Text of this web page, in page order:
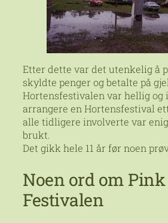
Etter dette var det utenkelig å
skyldte penger og betalte på
Hortensfestivalen var hellig og
arrangere en Hortensfestival
alle tidligere involverte var
brukt.
Det gikk hele 11 år før noen
Noen ord om Pink
Festivalen